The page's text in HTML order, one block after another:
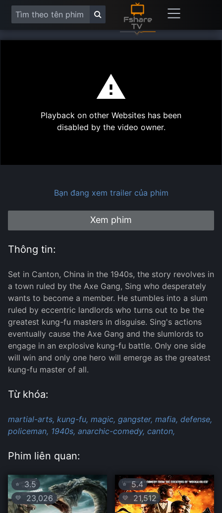
Play
Playback on other Websites has been
disabled by the video owner.
Bạn đang xem trailer của phim
Xem phim
Thông tin:
Set in Canton, China in the 1940s, the story revolves in
a town ruled by the Axe Gang, Sing who desperately
wants to become a member. He stumbles into a slum
ruled by eccentric landlords who turns out to be the
greatest kung-fu masters in disguise. Sing's actions
eventually cause the Axe Gang and the slumlords to
engage in an explosive kung-fu battle. Only one side
will win and only one hero will emerge as the greatest
kung-fu master of all.
Từ khóa:
martial-arts, kung-fu, magic, gangster, mafia, defense,
policeman, 1940s, anarchic-comedy, canton,
Phim liên quan:
⭐ 3.5
💛 23,026
⭐5.4
💛 21,512